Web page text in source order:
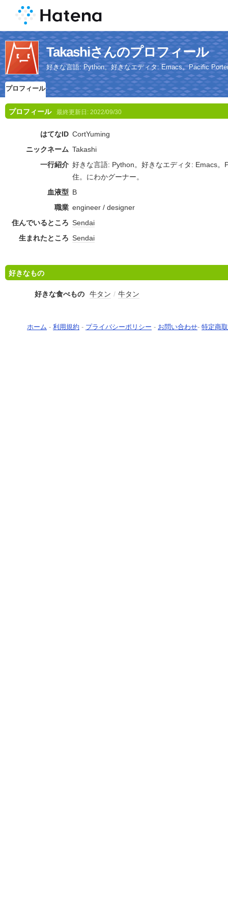
Takashiさんのプロフィール
好きな言語: Python。好きなエディタ: Emacs。Pacific
プロフィール
プロフィール 最終更新日: 2022/09/30
はてなID CortYuming
ニックネーム Takashi
一行紹介 好きな言語: Python。好きなエディタ: Emacs。
住。にわかグーナー。
血液型 B
職業 engineer / designer
住んでいるところ Sendai
生まれたところ Sendai
好きなもの
好きな食べもの 牛タン / 牛タン
ホーム - 利用規約 - プライバシーポリシー - お問い合わせ- 特定商